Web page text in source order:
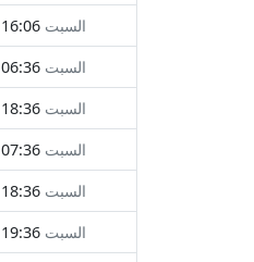
السبت 16:06
السبت 06:36
السبت 18:36
السبت 07:36
السبت 18:36
السبت 19:36